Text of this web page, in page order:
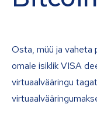
Osta, müü ja vaheta
omale isiklik VISA
virtuaalvääringu